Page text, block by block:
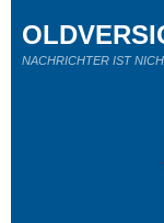
NACHRICHTER IST